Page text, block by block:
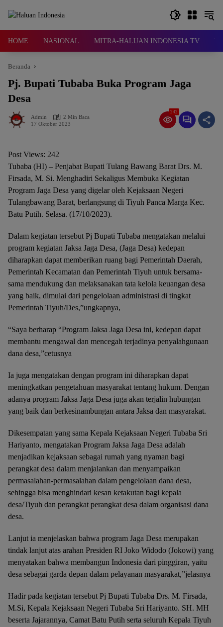
HOME NASIONAL MITRA-HALUAN INDONESIA TV
Beranda
Pj. Bupati Tubaba Buka Program Jaga
Desa
Admin
2 Min Baca
17 Oktober 2023
242
Post Views: 242
Tubaba (HI) – Penjabat Bupati Tulang Bawang Barat Drs. M.
Firsada, M. Si. Menghadiri Sekaligus Membuka Kegiatan
Program Jaga Desa yang digelar oleh Kejaksaan Negeri
Tulangbawang Barat, berlangsung di Tiyuh Panca Marga Kec.
Batu Putih. Selasa. (17/10/2023).
Dalam kegiatan tersebut Pj Bupati Tubaba mengatakan melalui
program kegiatan Jaksa Jaga Desa, (Jaga Desa) kedepan
diharapkan dapat memberikan ruang bagi Pemerintah Daerah,
Pemerintah Kecamatan dan Pemerintah Tiyuh untuk bersama-
sama mendukung dan melaksanakan tata kelola keuangan desa
yang baik, dimulai dari pengelolaan administrasi di tingkat
Pemerintah Tiyuh/Des,”ungkapnya,
“Saya berharap “Program Jaksa Jaga Desa ini, kedepan dapat
membantu mengawal dan mencegah terjadinya penyalahgunaan
dana desa,”cetusnya
Ia juga mengatakan dengan program ini diharapkan dapat
meningkatkan pengetahuan masyarakat tentang hukum. Dengan
adanya program Jaksa Jaga Desa juga akan terjalin hubungan
yang baik dan berkesinambungan antara Jaksa dan masyarakat.
Dikesempatan yang sama Kepala Kejaksaan Negeri Tubaba Sri
Hariyanto, mengatakan Program Jaksa Jaga Desa adalah
menjadikan kejaksaan sebagai rumah yang nyaman bagi
perangkat desa dalam menjalankan dan menyampaikan
permasalahan-permasalahan dalam pengelolaan dana desa,
sehingga bisa menghindari kesan ketakutan bagi kepala
desa/Tiyuh dan perangkat perangkat desa dalam organisasi dana
desa.
Lanjut ia menjelaskan bahwa program Jaga Desa merupakan
tindak lanjut atas arahan Presiden RI Joko Widodo (Jokowi) yang
menyatakan bahwa membangun Indonesia dari pinggiran, yaitu
desa sebagai garda depan dalam pelayanan masyarakat,”jelasnya
Hadir pada kegiatan tersebut Pj Bupati Tubaba Drs. M. Firsada,
M.Si, Kepala Kejaksaan Negeri Tubaba Sri Hariyanto. SH. MH
beserta Jajarannya, Camat Batu Putih serta seluruh Kepala Tiyuh